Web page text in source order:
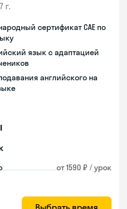
г.
сертификат CAE по
язык с адаптацией
английского на
от 1590 ₽ / урок